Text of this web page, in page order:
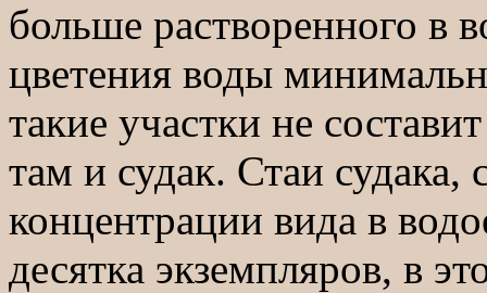
больше растворенного в
цветения воды
такие участки не
там и судак. Стаи судака,
концентрации вида в
десятка экземпляров, в